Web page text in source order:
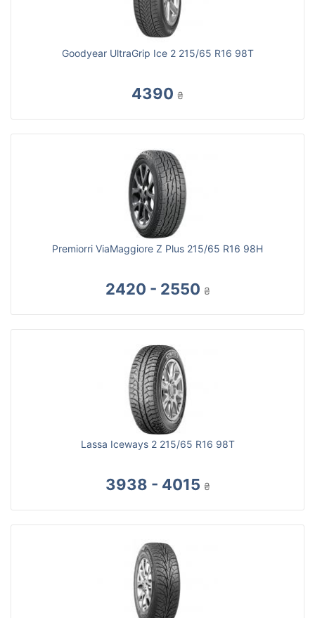
Goodyear UltraGrip Ice 2 215/65 R16 98T
4390 ₴
Premiorri ViaMaggiore Z Plus 215/65 R16 98H
2420 - 2550 ₴
Lassa Iceways 2 215/65 R16 98T
3938 - 4015 ₴